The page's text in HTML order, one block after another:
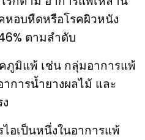
หอบหืดหรือโรคผิวหนัง
ตามลำดับ
ภูมิแพ้ เช่น กลุ่มอาการแพ้
การน้ำยางผลไม้ และ
อเป็นหนึ่งในอาการแพ้